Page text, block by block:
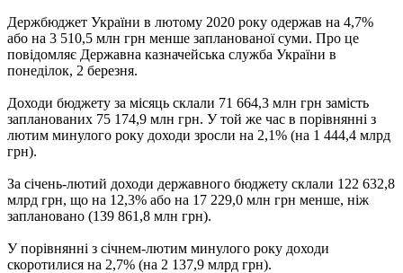
Держбюджет України в лютому 2020 року одержав на 4,7%
або на 3 510,5 млн грн менше запланованої суми. Про це
повідомляє Державна казначейська служба України в
понеділок, 2 березня.
Доходи бюджету за місяць склали 71 664,3 млн грн замість
запланованих 75 174,9 млн грн. У той же час в порівнянні з
лютим минулого року доходи зросли на 2,1% (на 1 444,4 млрд
грн).
За січень-лютий доходи державного бюджету склали 122 632,8
млрд грн, що на 12,3% або на 17 229,0 млн грн менше, ніж
заплановано (139 861,8 млн грн).
У порівнянні з січнем-лютим минулого року доходи
скоротилися на 2,7% (на 2 137,9 млрд грн).